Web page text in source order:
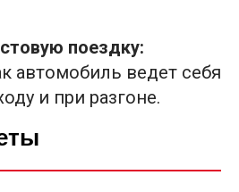
поездку:
автомобиль ведет себя
и при разгоне.